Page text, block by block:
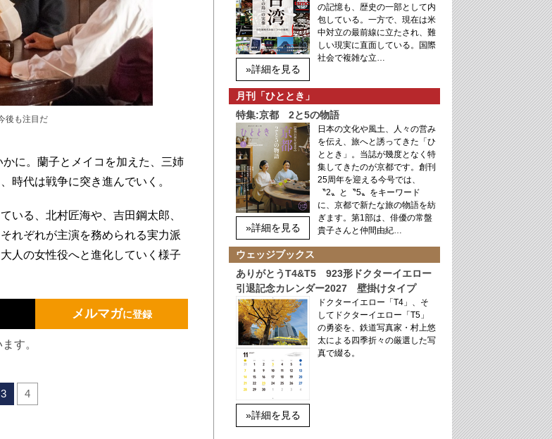
後も注目だ
に。蘭子とメイコを加えた、三姉
時代は戦争に突き進んでいく。
いる、北村匠海や、吉田鋼太郎、
れぞれが主演を務められる実力派
人の女性役へと進化していく様子
メルマガに登録
す。
3 4
»詳細を見る
の記憶も、歴史の一部として内
包している。一方で、現在は米
中対立の最前線に立たされ、難
しい現実に直面している。国際
社会で複雑な立…
月刊「ひととき」
特集:京都 2と5の物語
»詳細を見る
日本の文化や風土、人々の営み
を伝え、旅へと誘ってきた「ひ
ととき」。当誌が幾度となく特
集してきたのが京都です。創刊
25周年を迎える今号では、
〝2〟と〝5〟をキーワード
に、京都で新たな旅の物語を紡
ぎます。第1部は、俳優の常盤
貴子さんと仲間由紀…
ウェッジブックス
ありがとうT4&T5 923形ドクターイエロー
引退記念カレンダー2027 壁掛けタイプ
»詳細を見る
ドクターイエロー「T4」、そ
してドクターイエロー「T5」
の勇姿を、鉄道写真家・村上悠
太による四季折々の厳選した写
真で綴る。